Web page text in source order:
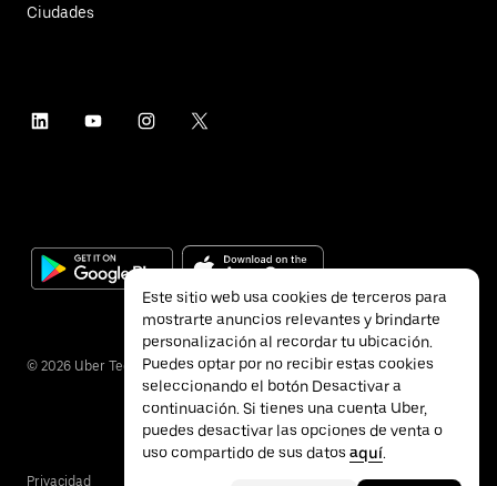
Ciudades
© 2026 Uber Technologies Inc.
Privacidad
Este sitio web usa cookies de terceros para
mostrarte anuncios relevantes y brindarte
personalización al recordar tu ubicación.
Puedes optar por no recibir estas cookies
seleccionando el botón Desactivar a
continuación. Si tienes una cuenta Uber,
puedes desactivar las opciones de venta o
uso compartido de sus datos aquí.